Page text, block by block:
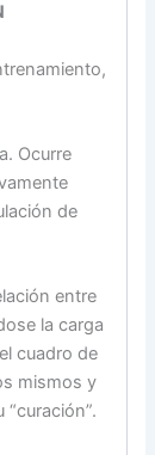
Ocurre
de
entre
la carga
cuadro de
mismos y